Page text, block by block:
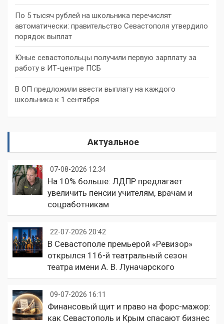
По 5 тысяч рублей на школьника перечислят
автоматически: правительство Севастополя утвердило
порядок выплат
Юные севастопольцы получили первую зарплату за
работу в ИТ-центре ПСБ
В ОП предложили ввести выплату на каждого
школьника к 1 сентября
Актуальное
07-08-2026 12:34
На 10% больше: ЛДПР предлагает
увеличить пенсии учителям, врачам и
соцработникам
22-07-2026 20:42
В Севастополе премьерой «Ревизор»
открылся 116-й театральный сезон
театра имени А. В. Луначарского
09-07-2026 16:11
Финансовый щит и право на форс-мажор:
как Севастополь и Крым спасают бизнес